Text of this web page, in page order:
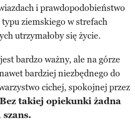
i prawdopodobieństwo
ziemskiego w strefach
utrzymałoby się życie.
bardzo ważny, ale na górze
bardziej niezbędnego do
cichej, spokojnej przez
Bez takiej opiekunki żadna